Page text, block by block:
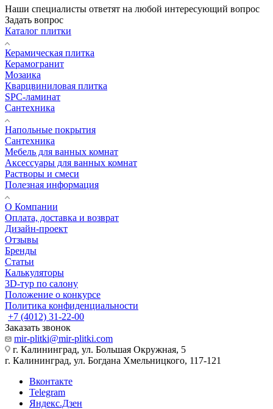
Наши специалисты ответят на любой интересующий вопрос
Задать вопрос
Каталог плитки
Керамическая плитка
Керамогранит
Мозаика
Кварцвиниловая плитка
SPC-ламинат
Сантехника
Напольные покрытия
Сантехника
Мебель для ванных комнат
Аксессуары для ванных комнат
Растворы и смеси
Полезная информация
О Компании
Оплата, доставка и возврат
Дизайн-проект
Отзывы
Бренды
Статьи
Калькуляторы
3D-тур по салону
Положение о конкурсе
Политика конфиденциальности
+7 (4012) 31-22-00
Заказать звонок
mir-plitki@mir-plitki.com
г. Калининград, ул. Большая Окружная, 5
г. Калининград, ул. Богдана Хмельницкого, 117-121
Вконтакте
Telegram
Яндекс.Дзен